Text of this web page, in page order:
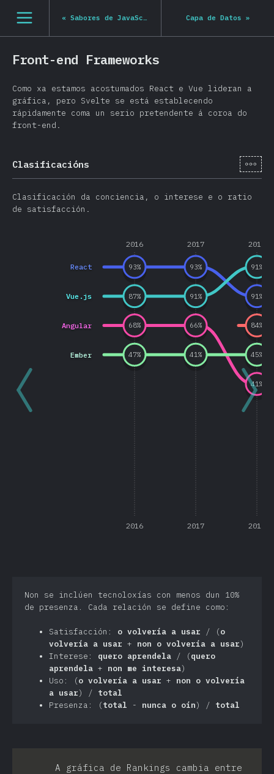
[gl-ES] general.open_nav
« Sabores de JavaScript Capa de Datos »
Front-end Frameworks
Como xa estamos acostumados React e Vue lideran a
gráfica, pero Svelte se está establecendo
rápidamente coma un serio pretendente á coroa do
front-end.
Clasificacións [gl-
Clasificación da conciencia, o interese e o ratio
de satisfacción.
2016 2017 2018
2016 2017 2018
React
Vue.js
Angular
Ember
93% 93%
91 %
87% 91 %
91%
68% 66%
41%
84%
47% 41% 45%
Non se inclúen tecnoloxías con menos dun 10%
de presenza. Cada relación se define como:
Satisfacción: o volvería a usar / (o
volvería a usar + non o volvería a usar)
Interese: quero aprendela / (quero
aprendela + non me interesa)
Uso: (o volvería a usar + non o volvería
a usar) / total
Presenza: (total - nunca o oín) / total
A gráfica de Rankings cambia entre